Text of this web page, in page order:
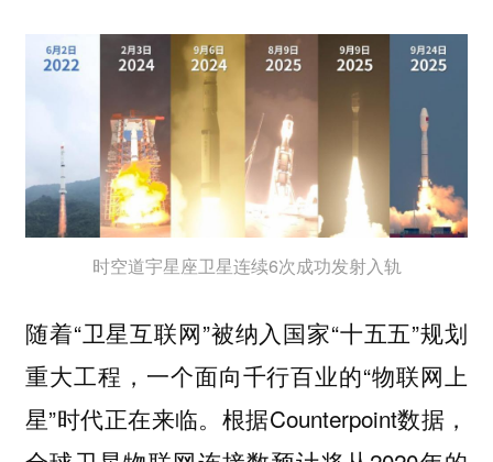
时空道宇星座卫星连续6次成功发射入轨
随着“卫星互联网”被纳入国家“十五五”规划
重大工程，一个面向千行百业的“物联网上
星”时代正在来临。根据Counterpoint数据，